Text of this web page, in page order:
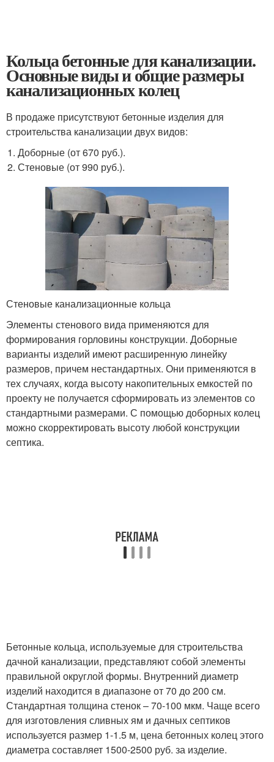
Кольца бетонные для канализации.
Основные виды и общие размеры
канализационных колец
В продаже присутствуют бетонные изделия для
строительства канализации двух видов:
Доборные (от 670 руб.).
Стеновые (от 990 руб.).
Стеновые канализационные кольца
Элементы стенового вида применяются для
формирования горловины конструкции. Доборные
варианты изделий имеют расширенную линейку
размеров, причем нестандартных. Они применяются в
тех случаях, когда высоту накопительных емкостей по
проекту не получается сформировать из элементов со
стандартными размерами. С помощью доборных колец
можно скорректировать высоту любой конструкции
септика.
Бетонные кольца, используемые для строительства
дачной канализации, представляют собой элементы
правильной округлой формы. Внутренний диаметр
изделий находится в диапазоне от 70 до 200 см.
Стандартная толщина стенок – 70-100 мкм. Чаще всего
для изготовления сливных ям и дачных септиков
используется размер 1-1.5 м, цена бетонных колец этого
диаметра составляет 1500-2500 руб. за изделие.